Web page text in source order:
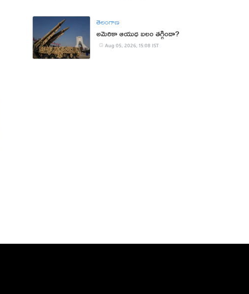
తెలంగాణ
అమెరికా ఆయుధ బలం తగ్గిందా?
Aug 05, 2026, 15:08 IST